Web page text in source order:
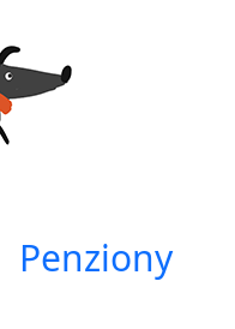
Penziony